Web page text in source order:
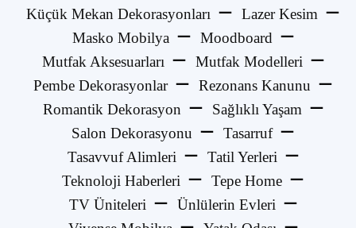
Küçük Mekan Dekorasyonları
Lazer Kesim
Masko Mobilya
Moodboard
Mutfak Aksesuarları
Mutfak Modelleri
Pembe Dekorasyonlar
Rezonans Kanunu
Romantik Dekorasyon
Sağlıklı Yaşam
Salon Dekorasyonu
Tasarruf
Tasavvuf Alimleri
Tatil Yerleri
Teknoloji Haberleri
Tepe Home
TV Üniteleri
Ünlülerin Evleri